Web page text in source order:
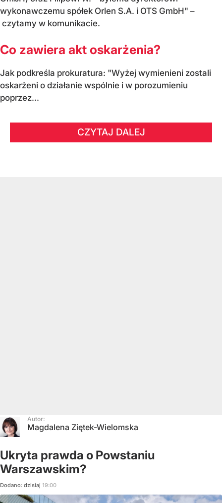
wykonawczemu spółek Orlen S.A. i OTS GmbH" –
czytamy w komunikacie.
Co zawiera akt oskarżenia?
Jak podkreśla prokuratura: "Wyżej wymienieni zostali
oskarżeni o działanie wspólnie i w porozumieniu
poprzez...
CZYTAJ DALEJ
Autor:
Magdalena Ziętek-Wielomska
Ukryta prawda o Powstaniu
Warszawskim?
Dodano: dzisiaj 19:00